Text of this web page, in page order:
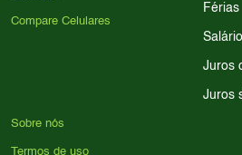
Compare Celulares
Férias
Juros
Juros
Sobre nós
Termos de uso